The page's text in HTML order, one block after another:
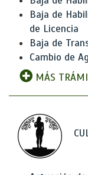
Baja de
de Licencia
Baja de
Cambio de
MÁS